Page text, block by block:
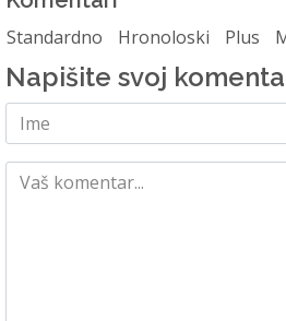
Standardno Hronoloski Plus
Napišite svoj